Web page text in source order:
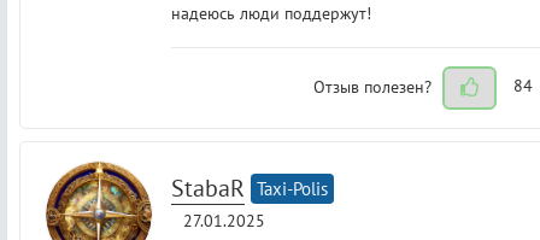
надеюсь люди поддержут!
Отзыв полезен? 84
StabaR Taxi-Polis
27.01.2025